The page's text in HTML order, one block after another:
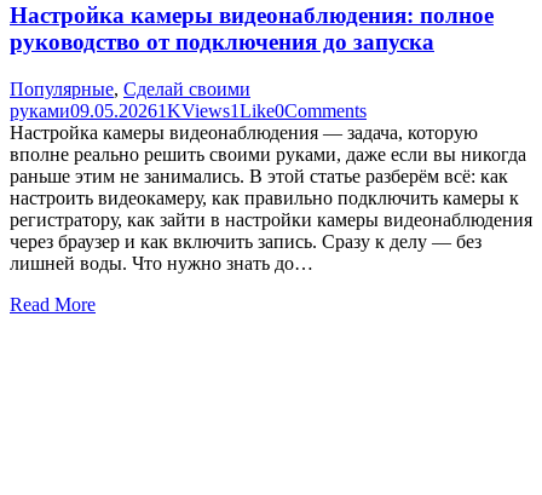
Настройка камеры видеонаблюдения: полное
руководство от подключения до запуска
Популярные, Сделай своими
руками09.05.20261KViews1Like0Comments
Настройка камеры видеонаблюдения — задача, которую
вполне реально решить своими руками, даже если вы никогда
раньше этим не занимались. В этой статье разберём всё: как
настроить видеокамеру, как правильно подключить камеры к
регистратору, как зайти в настройки камеры видеонаблюдения
через браузер и как включить запись. Сразу к делу — без
лишней воды. Что нужно знать до…
Read More